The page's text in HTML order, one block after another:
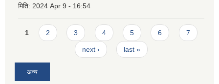
मिति: 2024 Apr 9 - 16:54
Pages
1 2 3 4 5 6 7
next › last »
अन्य